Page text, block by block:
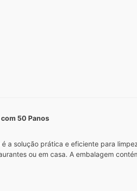
50 Panos
a solução prática e eficiente para
ou em casa. A embalagem